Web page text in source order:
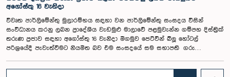
අගෝස්තු 16 වැනිදා
විවෘත පාර්ලිමේන්තු මුලාරම්භය සඳහා වන පාර්ලිමේන්තු සංසදය විසින්
සංවිධානය කරනු ලබන ප්‍රාදේශීය වැඩමුළු මාලාවේ පළමුවැන්න ගම්පහ දිස්ත්‍රික්
තරුණ ප්‍රජාව සඳහා අගෝස්තු 16 වැනිදා මීගමුව ජෙට්වින් බ්ලූ හෝටල්
පරිශ්‍රයේදී පැවැත්වීමට නියමිත බව එම සංසදයේ සම සභාපති ගරු